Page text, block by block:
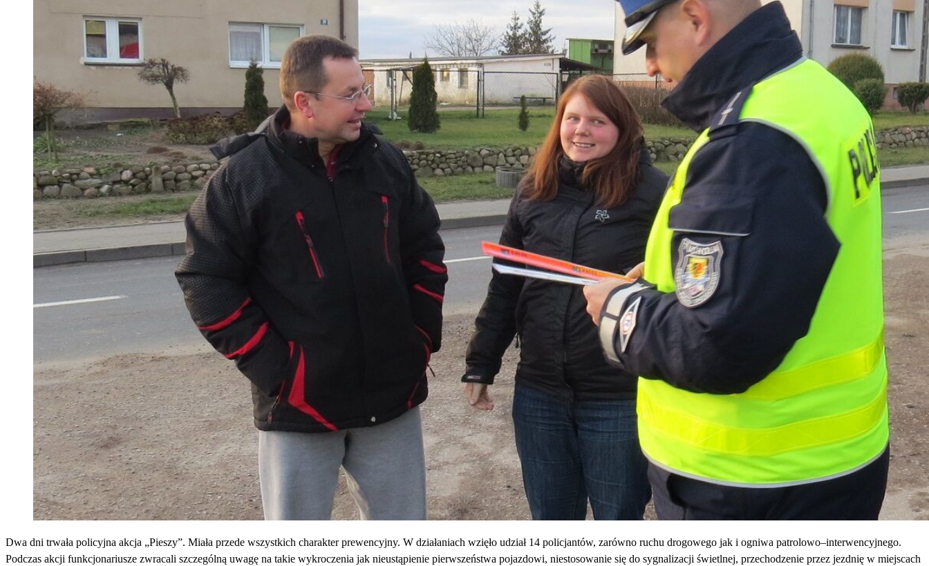
Dwa dni trwała policyjna akcja „Pieszy”. Miała przede wszystkich charakter prewencyjny. W działaniach wzięło udział 14 policjantów, zarówno ruchu drogowego jak i ogniwa patrolowo–interwencyjnego.
Podczas akcji funkcjonariusze zwracali szczególną uwagę na takie wykroczenia jak nieustąpienie pierwszeństwa pojazdowi, niestosowanie się do sygnalizacji świetlnej, przechodzenie przez jezdnię w miejscach